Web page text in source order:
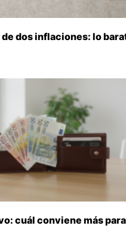
dos inflaciones: lo
cuál conviene más